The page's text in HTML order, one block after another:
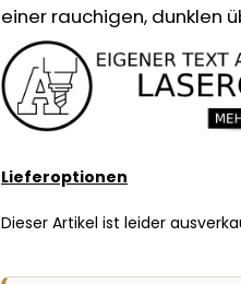
einer rauchigen, dunklen
Lieferoptionen
Dieser Artikel ist leider